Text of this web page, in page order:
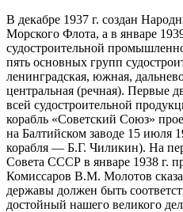
В декабре 1937 г. создан
Морского Флота, а в январе
судостроительной
пять основных групп
ленинградская, южная,
центральная (речная). Первые
всей судостроительной
корабль «Советский Союз»
на Балтийском заводе 15 июля
корабля — Б.Г. Чиликин). На
Совета СССР в январе 1938 г.
Комиссаров В.М. Молотов
державы должен быть
достойный нашего великого